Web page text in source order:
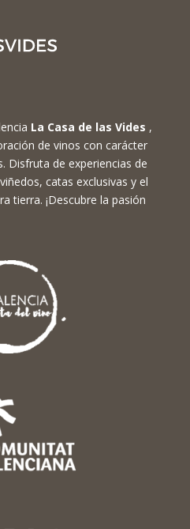
La Casa de las Vides ,
de vinos con carácter
Disfruta de experiencias de
catas exclusivas y el
tierra. ¡Descubre la pasión